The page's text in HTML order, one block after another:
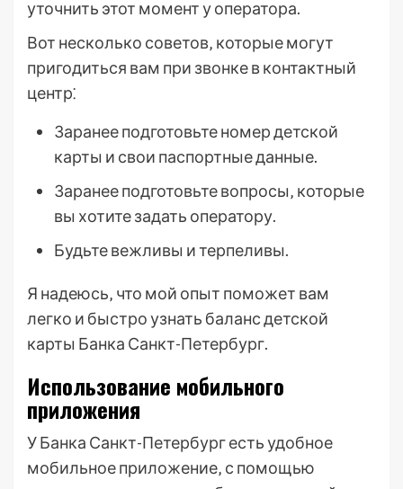
уточнить этот момент у оператора.
Вот несколько советов‚ которые могут
пригодиться вам при звонке в контактный
центр⁚
Заранее подготовьте номер детской
карты и свои паспортные данные.
Заранее подготовьте вопросы‚ которые
вы хотите задать оператору.
Будьте вежливы и терпеливы.
Я надеюсь‚ что мой опыт поможет вам
легко и быстро узнать баланс детской
карты Банка Санкт-Петербург.
Использование мобильного
приложения
У Банка Санкт-Петербург есть удобное
мобильное приложение‚ с помощью